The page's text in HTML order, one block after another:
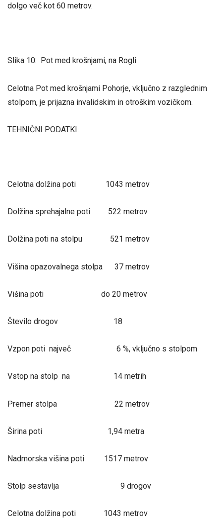
dolgo več kot 60 metrov.
Slika 10: Pot med krošnjami, na Rogli
Celotna Pot med krošnjami Pohorje, vključno z razglednim
stolpom, je prijazna invalidskim in otroškim vozičkom.
TEHNIČNI PODATKI:
Celotna dolžina poti 1043 metrov
Dolžina sprehajalne poti 522 metrov
Dolžina poti na stolpu 521 metrov
Višina opazovalnega stolpa 37 metrov
Višina poti do 20 metrov
Število drogov 18
Vzpon poti največ 6 %, vključno s stolpom
Vstop na stolp na 14 metrih
Premer stolpa 22 metrov
Širina poti 1,94 metra
Nadmorska višina poti 1517 metrov
Stolp sestavlja 9 drogov
Celotna dolžina poti 1043 metrov